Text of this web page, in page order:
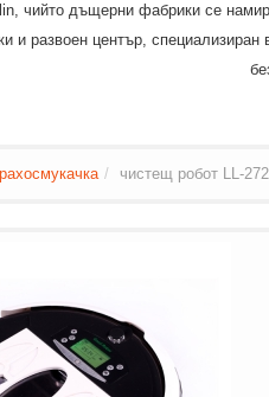
чийто дъщерни фабрики се
и развоен център,
/ чистещ робот LL-